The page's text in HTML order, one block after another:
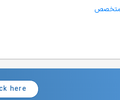
متخصص
here